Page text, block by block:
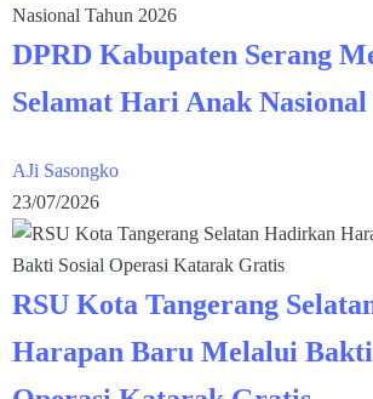
DPRD Kabupaten Serang
Selamat Hari Anak Nasional
AJi Sasongko
23/07/2026
RSU Kota Tangerang
Harapan Baru Melalui Bakti